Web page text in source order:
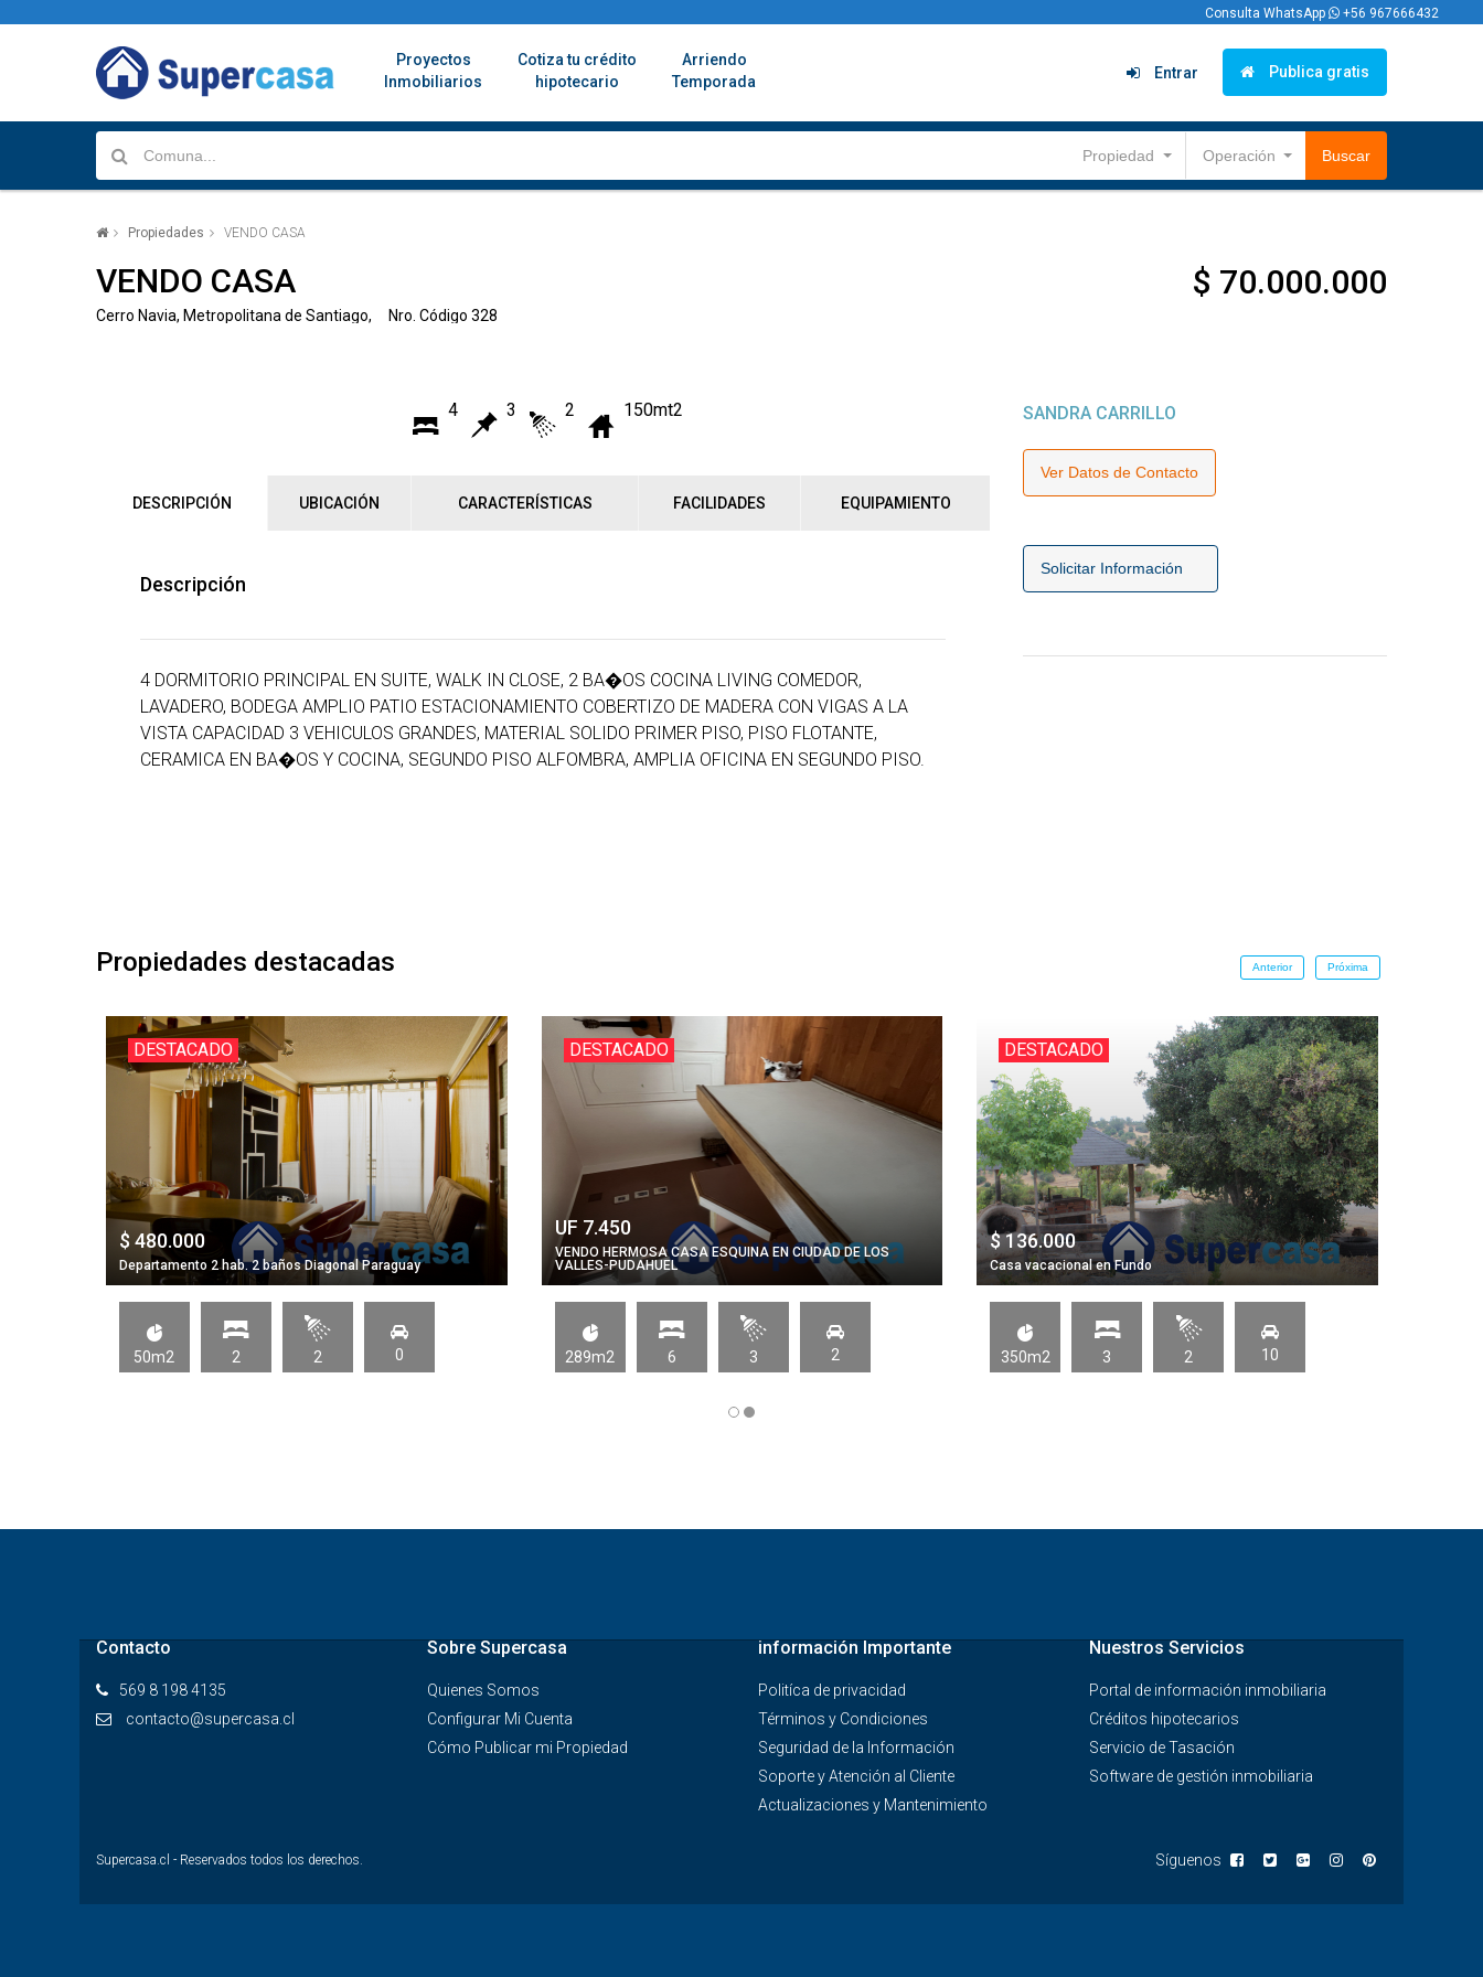
Consulta WhatsApp +56 967666432
Proyectos
Inmobiliarios
Cotiza tu crédito
hipotecario
Arriendo
Temporada
Entrar Publica gratis
Propiedad Operación Buscar
Propiedades VENDO CASA
VENDO CASA
Cerro Navia, Metropolitana de Santiago, Nro. Código 328
$ 70.000.000
4 3 2 150mt2
DESCRIPCIÓN UBICACIÓN CARACTERÍSTICAS FACILIDADES EQUIPAMIENTO
Descripción
4 DORMITORIO PRINCIPAL EN SUITE, WALK IN CLOSE, 2 BA�OS COCINA LIVING COMEDOR,
LAVADERO, BODEGA AMPLIO PATIO ESTACIONAMIENTO COBERTIZO DE MADERA CON VIGAS A LA
VISTA CAPACIDAD 3 VEHICULOS GRANDES, MATERIAL SOLIDO PRIMER PISO, PISO FLOTANTE,
CERAMICA EN BA�OS Y COCINA, SEGUNDO PISO ALFOMBRA, AMPLIA OFICINA EN SEGUNDO PISO.
SANDRA CARRILLO
Ver Datos de Contacto
Solicitar Información
Propiedades destacadas Anterior Próxima
DESTACADO
$ 480.000
Departamento 2 hab. 2 baños Diagonal Paraguay
50m2 2 2 0
DESTACADO
UF 7.450
VENDO HERMOSA CASA ESQUINA EN CIUDAD DE LOS
VALLES-PUDAHUEL
289m2 6 3 2
DESTACADO
$ 136.000
Casa vacacional en Fundo
350m2 3 2 10
Contacto
569 8 198 4135
contacto@supercasa.cl
Sobre Supercasa
Quienes Somos
Configurar Mi Cuenta
Cómo Publicar mi Propiedad
información Importante
Politíca de privacidad
Términos y Condiciones
Seguridad de la Información
Soporte y Atención al Cliente
Actualizaciones y Mantenimiento
Nuestros Servicios
Portal de información inmobiliaria
Créditos hipotecarios
Servicio de Tasación
Software de gestión inmobiliaria
Supercasa.cl - Reservados todos los derechos. Síguenos